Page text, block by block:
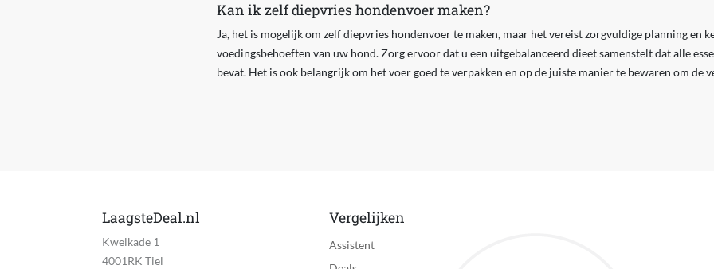
Kan ik zelf diepvries hondenvoer maken?
Ja, het is mogelijk om zelf diepvries hondenvoer te maken, maar het vereist zorgvuldige planning en
voedingsbehoeften van uw hond. Zorg ervoor dat u een uitgebalanceerd dieet samenstelt dat alle
bevat. Het is ook belangrijk om het voer goed te verpakken en op de juiste manier te bewaren om de
LaagsteDeal.nl
Kwelkade 1
4001RK Tiel
Vergelijken
Assistent